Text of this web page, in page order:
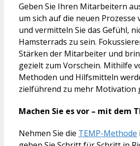
Geben Sie Ihren Mitarbeitern
um sich auf die neuen
und vermitteln Sie das Gefühl,
Hamsterrads zu sein.
Stärken der Mitarbeiter und
gezielt zum Vorschein. Mithilfe
Methoden und Hilfsmitteln
zielführend zu mehr Motivation
Machen Sie es vor – mit dem
Nehmen Sie die TEMP-Methode